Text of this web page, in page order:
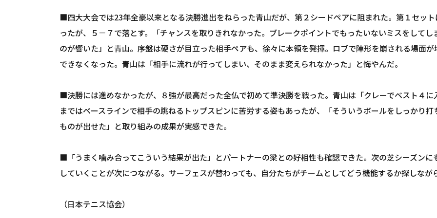
■四大大会では23年全豪以来となる決勝進出をねらった青山だが、第２シードペアに阻まれた。第１セッ
ったが、５－７で落とす。「チャンスを取りきれなかった。ブレークポイントでもったいないミスをして
のが響いた」と青山。序盤は硬さが目立った相手ペアも、徐々に本領を発揮。ロブで陣形を崩される場面
できなくなった。青山は「相手に流れが行ってしまい、そのまま変えられなかった」と悔やんだ。
■決勝には進めなかったが、８強が最高だった全仏で初めて準決勝を戦った。青山は「クレーでベスト４
まではベースラインで相手の跳ねるトップスピンに苦労する姿もあったが、「そういうボールをしっかり
ものが出せた」と取り組みの成果が実感できた。
■「うまく噛み合ってこういう結果が出た」とパートナーの梁との好相性も確認できた。次の芝シーズン
していくことが次につながる。サーフェスが替わっても、自分たちがチームとしてどう機能するか探しなが
（日本テニス協会）